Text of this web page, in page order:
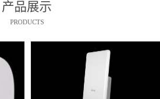
产品展示
PRODUCTS